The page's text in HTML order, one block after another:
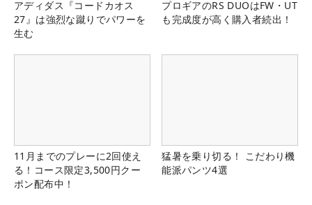
アディダス『コードカオス
27』は強烈な蹴りでパワーを
生む
プロギアのRS DUOはFW・UT
も完成度が高く購入者続出！
11月までのプレーに2回使え
る！コース限定3,500円クー
ポン配布中！
猛暑を乗り切る！ こだわり機
能派パンツ4選